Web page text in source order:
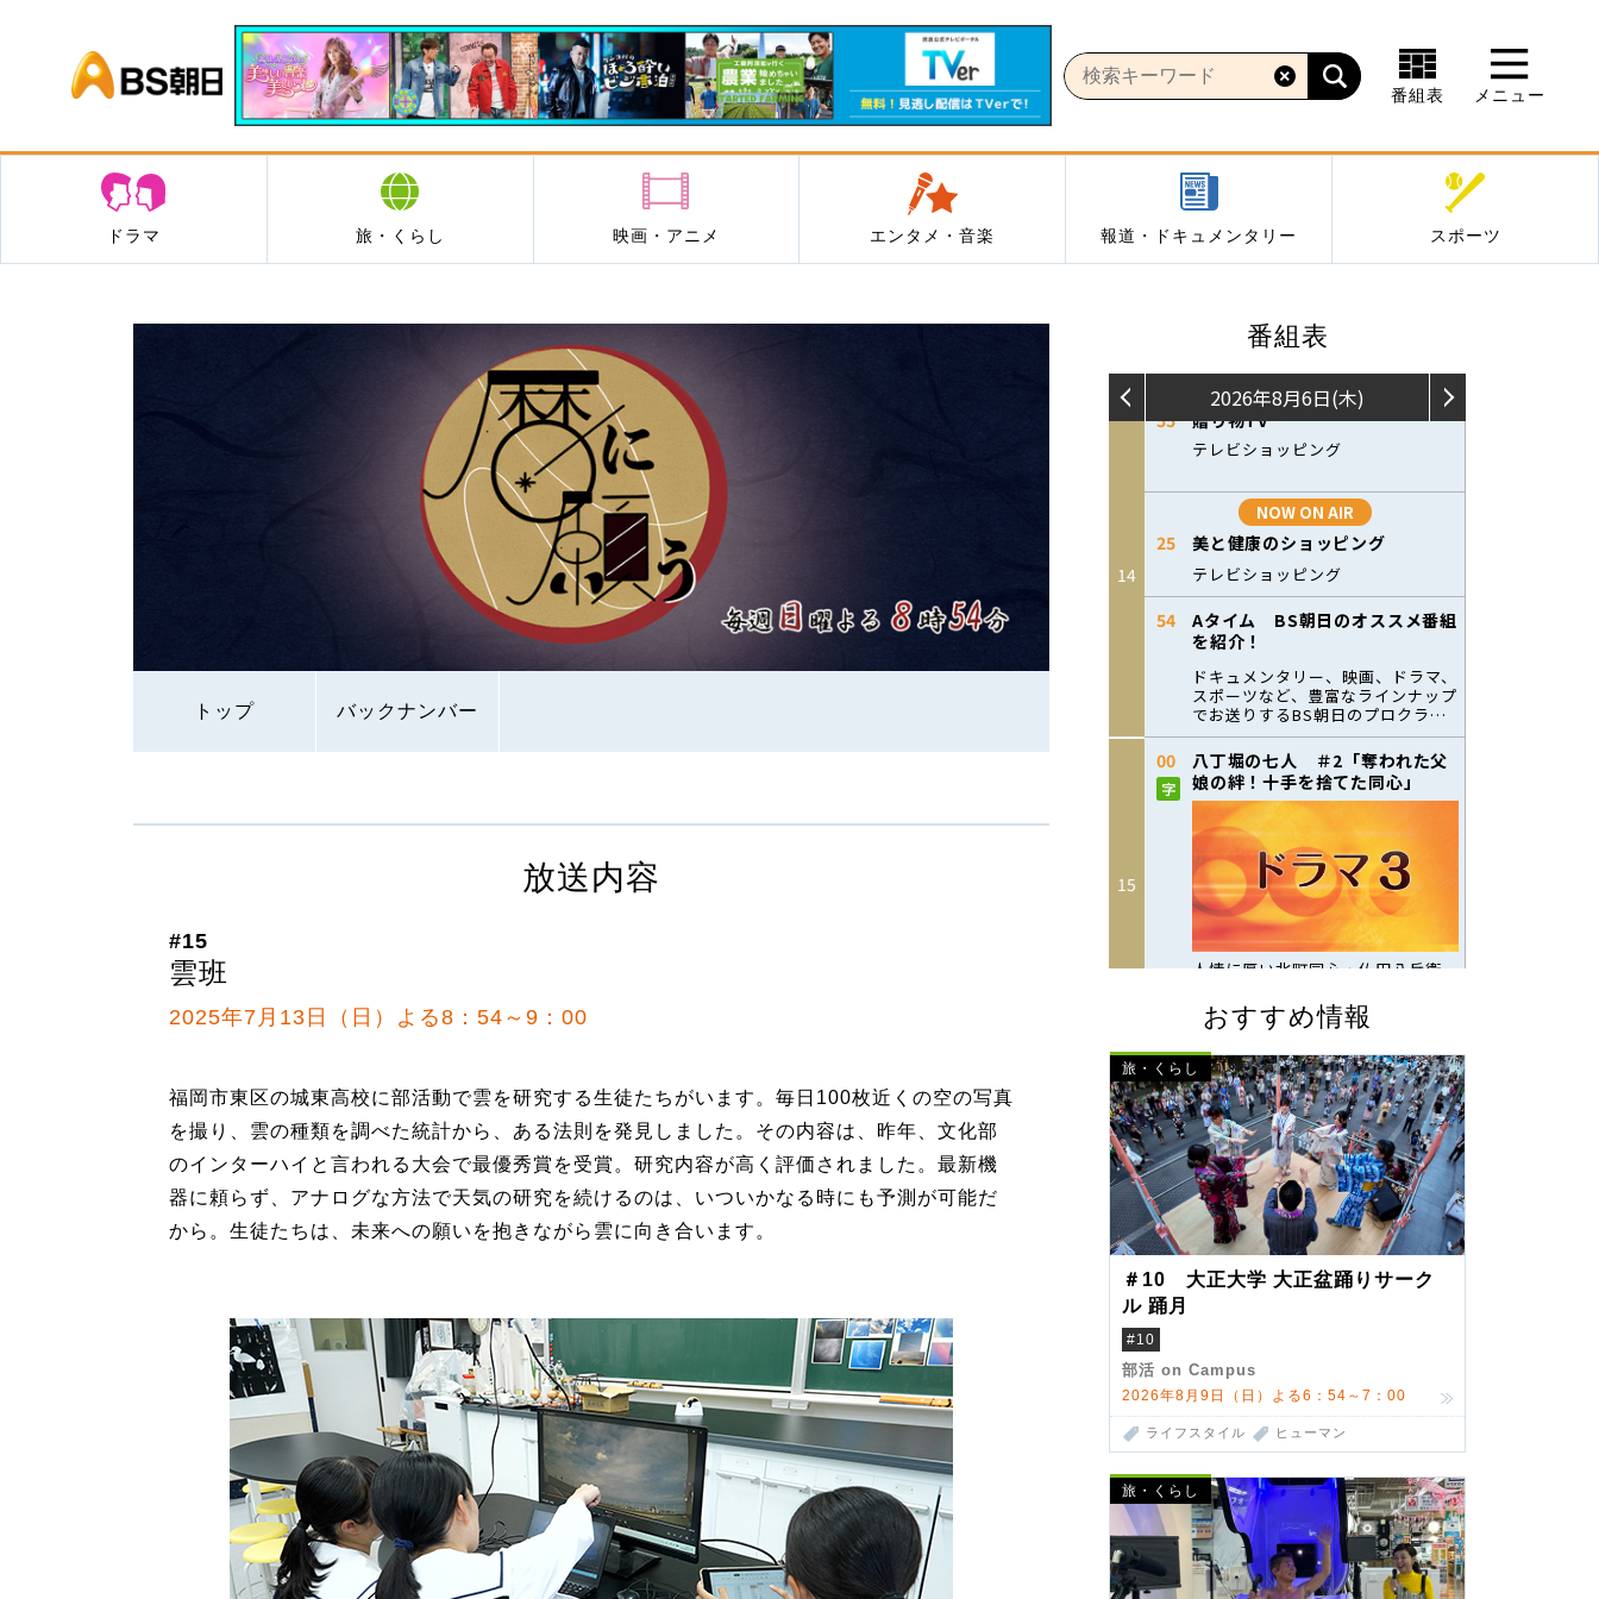
BS朝日
番組表 メニュー
ドラマ 旅・くらし 映画・アニメ エンタメ・音楽 報道・ドキュメンタリー スポーツ
トップ バックナンバー
番組表
おすすめ情報
旅・くらし
＃10 大正大学 大正盆踊りサーク
ル 踊月
#10
部活 on Campus
2026年8月9日（日）よる6：54～7：00
ライフスタイル ヒューマン
旅・くらし
放送内容
#15
雲班
2025年7月13日（日）よる8：54～9：00
福岡市東区の城東高校に部活動で雲を研究する生徒たちがいます。毎日100枚近くの空の写真
を撮り、雲の種類を調べた統計から、ある法則を発見しました。その内容は、昨年、文化部
のインターハイと言われる大会で最優秀賞を受賞。研究内容が高く評価されました。最新機
器に頼らず、アナログな方法で天気の研究を続けるのは、いついかなる時にも予測が可能だ
から。生徒たちは、未来への願いを抱きながら雲に向き合います。